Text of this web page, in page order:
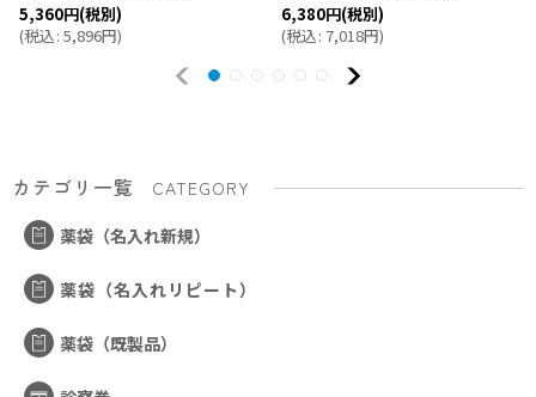
5,360円(税別)
(税込: 5,896円)
6,380円(税別)
(税込: 7,018円)
カテゴリ一覧
CATEGORY
薬袋（名入れ新規）
薬袋（名入れリピート）
薬袋（既製品）